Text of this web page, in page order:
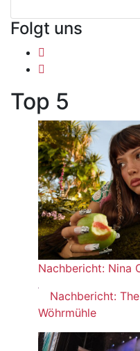
Folgt uns
Top 5
Nachbericht: Nina
Nachbericht:
Wöhrmühle